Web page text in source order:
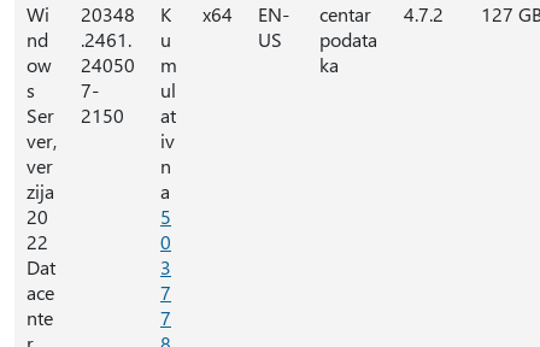
Wi
nd
ow
s
Ser
ver,
ver
zija
20
22
Dat
ace
nte
20348
.2461.
24050
7-
2150
K
u
m
ul
at
iv
n
a
5
0
3
7
7
x64
EN-
US
centar
podata
ka
4.7.2 127